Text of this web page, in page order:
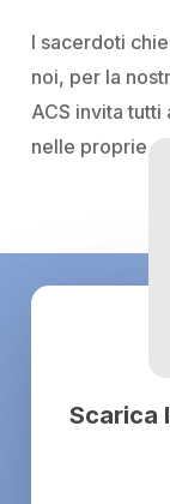
I sacerdoti
noi, per la
ACS invita tutti
nelle proprie
Scarica